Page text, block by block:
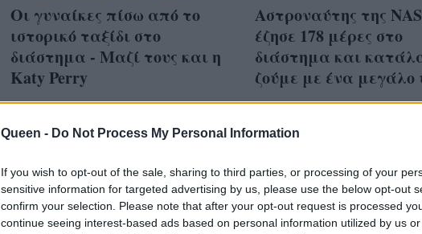
Queen - Do Not Process My Personal Information
If you wish to opt-out of the sale, sharing to third parties, or processing of your
sensitive information for targeted advertising by us, please use the below opt-out
confirm your selection. Please note that after your opt-out request is processed
continue seeing interest-based ads based on personal information utilized by us
Οι γυναίκες πίσω από το
ιστορικό ταξίδι στο
διάστημα - Μαζί τους και η
Katy Perry
Αστροναύτης της
έζησε 178 μέρες στο
διάστημα και
ζούμε με ένα
Γίνεται να ψηφίσεις ενώ
είσαι κολλημένος στο